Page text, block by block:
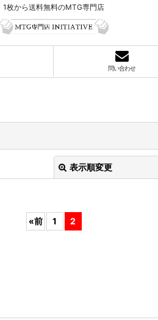
1枚から送料無料のMTG専門店
問い合わせ
表示順変更
«前 1 2